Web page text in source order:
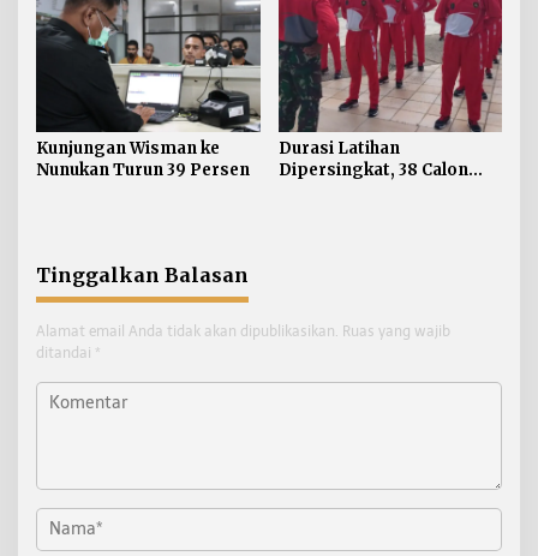
Kunjungan Wisman ke
Nunukan Turun 39 Persen
Durasi Latihan
Dipersingkat, 38 Calon
Tinggalkan Balasan
Alamat email Anda tidak akan dipublikasikan. Ruas yang wajib
ditandai *